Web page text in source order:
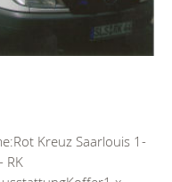
Kreuz Saarlouis 1-
RK